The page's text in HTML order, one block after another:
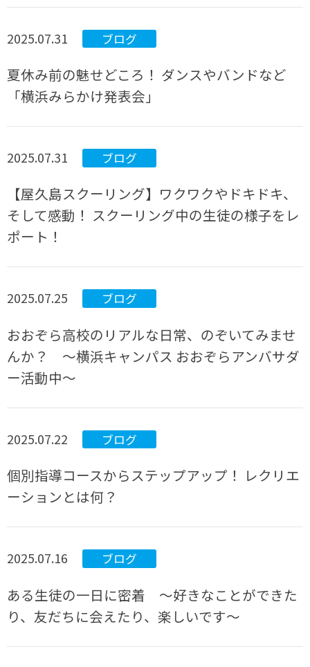
2025.07.31 ブログ
夏休み前の魅せどころ！ ダンスやバンドなど
「横浜みらかけ発表会」
2025.07.31 ブログ
【屋久島スクーリング】ワクワクやドキドキ、
そして感動！ スクーリング中の生徒の様子をレ
ポート！
2025.07.25 ブログ
おおぞら高校のリアルな日常、のぞいてみませ
んか？ 〜横浜キャンパス おおぞらアンバサダ
ー活動中〜
2025.07.22 ブログ
個別指導コースからステップアップ！ レクリエ
ーションとは何？
2025.07.16 ブログ
ある生徒の一日に密着 ～好きなことができた
り、友だちに会えたり、楽しいです～